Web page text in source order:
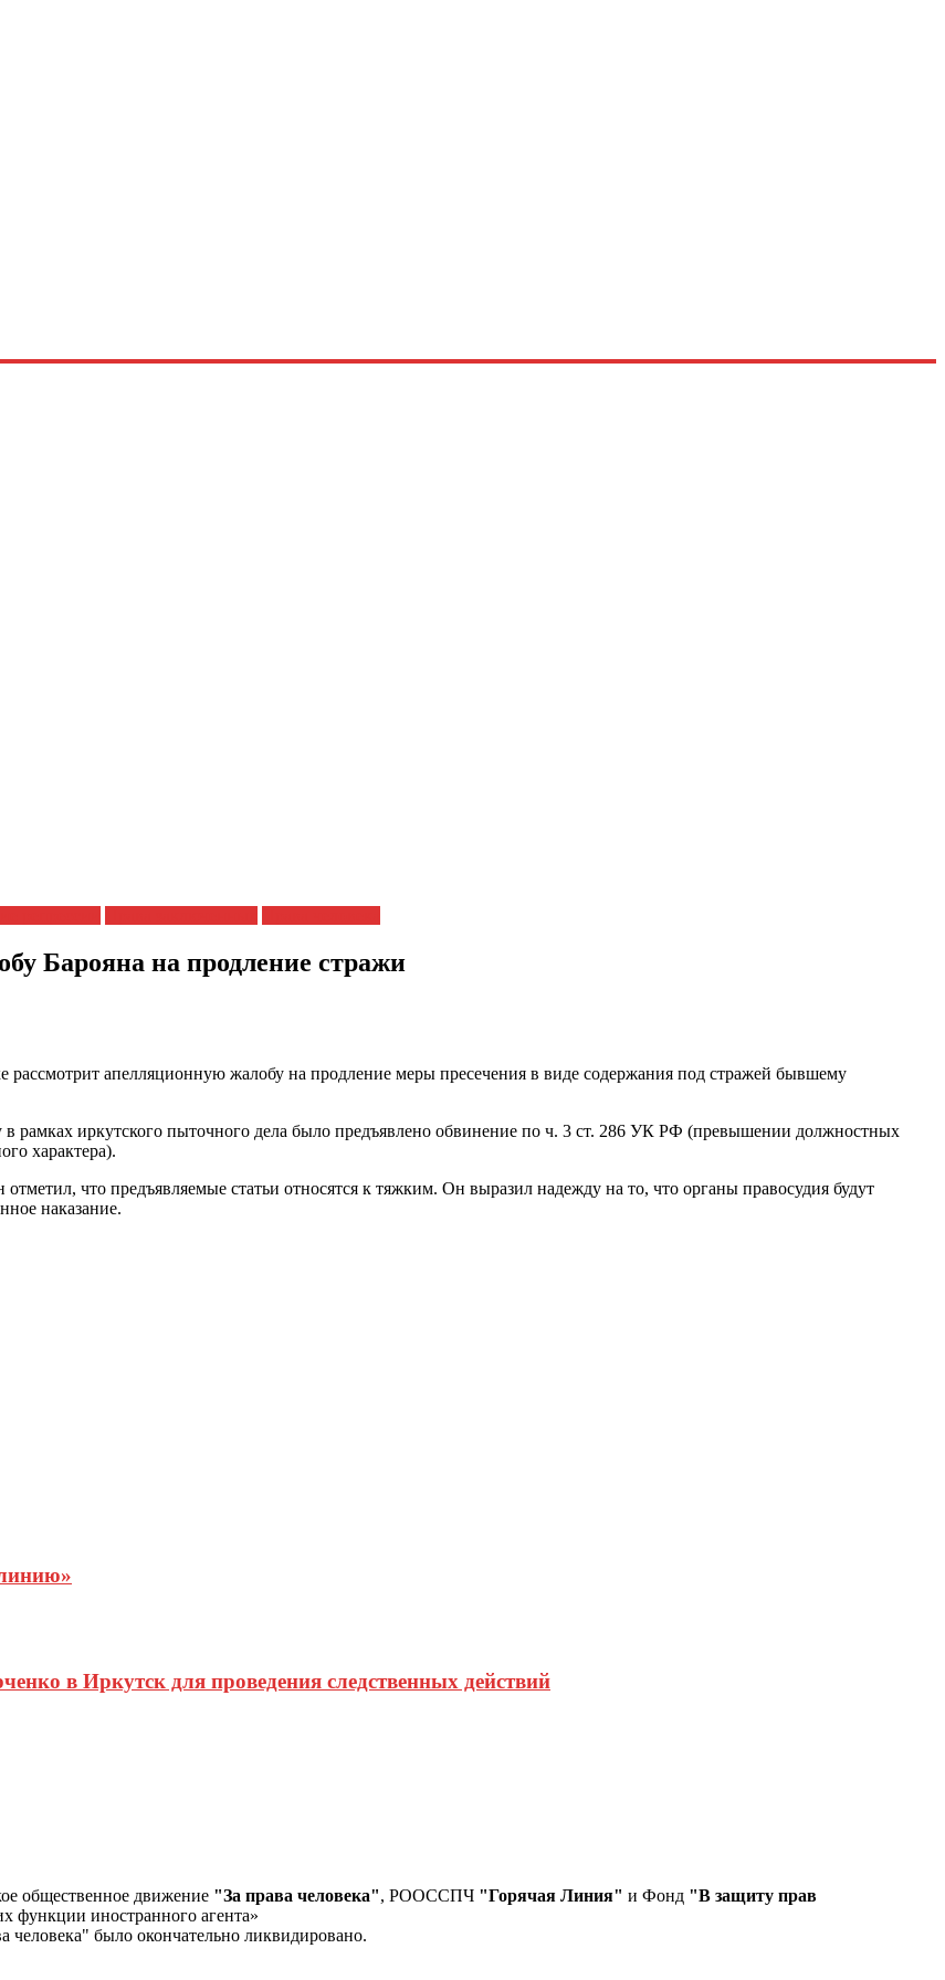
Барояна на продление стражи
апелляционную жалобу на продление меры пресечения в виде содержания под стражей бывшему
иркутского пыточного дела было предъявлено обвинение по ч. 3 ст. 286 УК РФ (превышении должностных
характера).
что предъявляемые статьи относятся к тяжким. Он выразил надежду на то, что органы правосудия будут
наказание.
в Иркутск для проведения следственных действий
общественное движение "За права человека", РООССПЧ "Горячая Линия" и Фонд "В защиту прав
функции иностранного агента»
было окончательно ликвидировано.